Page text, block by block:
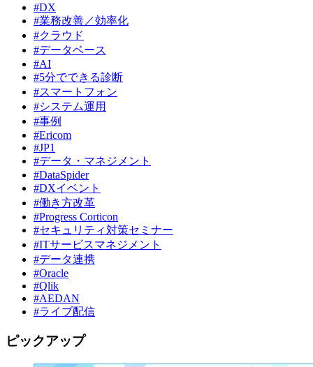
#DX
#業務改善／効率化
#クラウド
#データベース
#AI
#5分でできる診断
#スマートフォン
#システム運用
#事例
#Ericom
#JP1
#データ・マネジメント
#DataSpider
#DXイベント
#働き方改革
#Progress Corticon
#セキュリティ対策セミナー
#ITサービスマネジメント
#データ連携
#Oracle
#Qlik
#AEDAN
#ライブ配信
ピックアップ